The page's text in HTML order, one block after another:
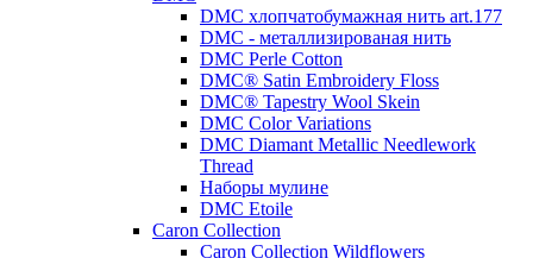
DMC хлопчатобумажная нить art.177
DMC - металлизированая нить
DMC Perle Cotton
DMC® Satin Embroidery Floss
DMC® Tapestry Wool Skein
DMC Color Variations
DMC Diamant Metallic Needlework
Thread
Наборы мулине
DMC Etoile
Caron Collection
Caron Collection Wildflowers